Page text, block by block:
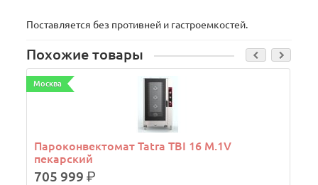
Поставляется без противней и гастроемкостей.
Похожие товары
Москва
Пароконвектомат Tatra TBI 16 M.1V
пекарский
705 999р.